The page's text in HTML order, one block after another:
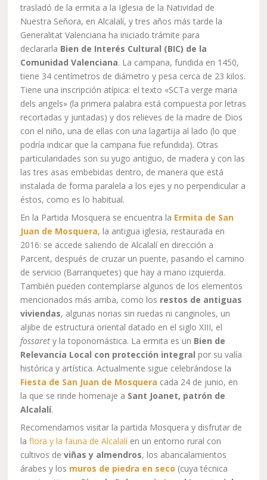
trasladó de la ermita a la Iglesia de la Natividad de
Nuestra Señora, en Alcalalí, y tres años más tarde la
Generalitat Valenciana ha iniciado trámite para
declararla Bien de Interés Cultural (BIC) de la
Comunidad Valenciana. La campana, fundida en 1450,
tiene 34 centímetros de diámetro y pesa cerca de 23 kilos.
Tiene una inscripción atípica: el texto «SCTa verge maria
dels angels» (la primera palabra está compuesta por letras
recortadas y juntadas) y dos relieves de la madre de Dios
con el niño, una de ellas con una lagartija al lado (lo que
podría indicar que la campana fue refundida). Otras
particularidades son su yugo antiguo, de madera y con las
las tres asas embebidas dentro, de manera que está
instalada de forma paralela a los ejes y no perpendicular a
éstos, como es lo habitual.
En la Partida Mosquera se encuentra la Ermita de San
Juan de Mosquera, la antigua iglesia, restaurada en
2016: se accede saliendo de Alcalalí en dirección a
Parcent, después de cruzar un puente, pasando el camino
de servicio (Barranquetes) que hay a mano izquierda.
También pueden contemplarse algunos de los elementos
mencionados más arriba, como los restos de antiguas
viviendas, algunas norias sin ruedas ni canginoles, un
aljibe de estructura oriental datado en el siglo XIII, el
fossaret y la toponomástica. La ermita es un Bien de
Relevancia Local con protección integral por su valía
histórica y artística. Actualmente sigue celebrándose la
Fiesta de San Juan de Mosquera cada 24 de junio, en
la que se rinde homenaje a Sant Joanet, patrón de
Alcalalí.
Recomendamos visitar la partida Mosquera y disfrutar de
laflora y la fauna de Alcalalíen un entorno rural con
cultivos deviñas y almendros, los abancalamientos
árabes y los muros de piedra en seco (cuya técnica